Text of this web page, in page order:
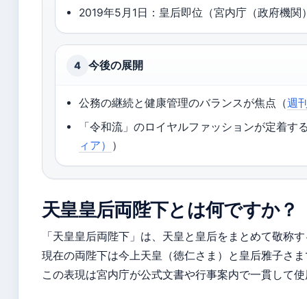
2019年5月1日：皇后即位（宮内庁（政府機関
4 今後の展開
公務の継続と健康管理のバランスが焦点（週
「令和流」のロイヤルファッションが定着す
ィア） ）
天皇皇后両陛下とは何ですか？
「天皇皇后両陛下」は、天皇と皇后をまとめて敬称
現在の両陛下は今上天皇（徳仁さま）と皇后雅子さ
この表現は宮内庁が公式文書や行事案内で一貫して